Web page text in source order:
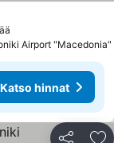
Airport "Macedonia"
Katso hinnat